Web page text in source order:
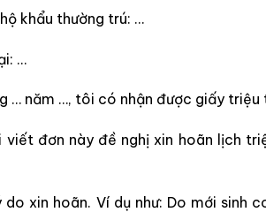
khẩu thường trú: …
…
… năm …, tôi có nhận được giấy
viết đơn này đề nghị xin hoãn lịch
do xin hoãn. Ví dụ như: Do mới sinh